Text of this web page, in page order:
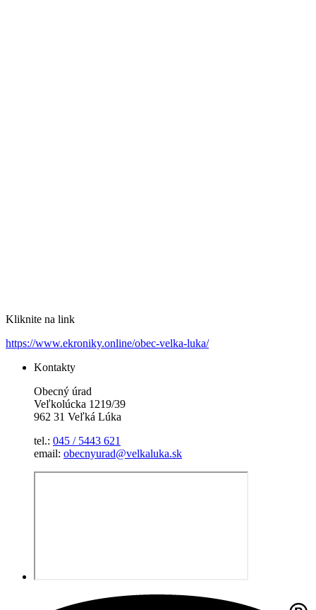
Kliknite na link
https://www.ekroniky.online/obec-velka-luka/
Kontakty
Obecný úrad
Veľkolúcka 1219/39
962 31 Veľká Lúka
tel.: 045 / 5443 621
email: obecnyurad@velkaluka.sk